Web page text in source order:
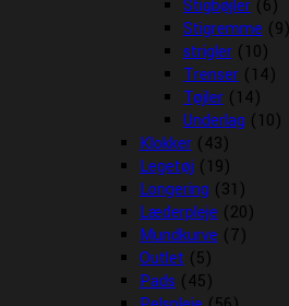
Stigbøjler (6)
Stigremme (9)
strigler (10)
Trenser (14)
Tøjler (14)
Underlag (10)
Klokker (43)
Legetøj (19)
Longering (31)
Læderpleje (20)
Mundkurve (7)
Outlet (5)
Pads (45)